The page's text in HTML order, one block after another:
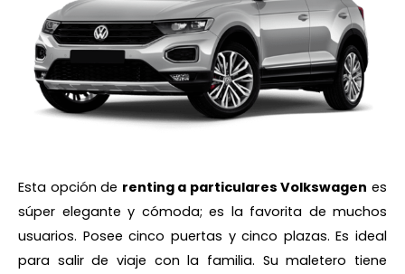
Esta opción de renting a particulares Volkswagen es
súper elegante y cómoda; es la favorita de muchos
usuarios. Posee cinco puertas y cinco plazas. Es ideal
para salir de viaje con la familia. Su maletero tiene